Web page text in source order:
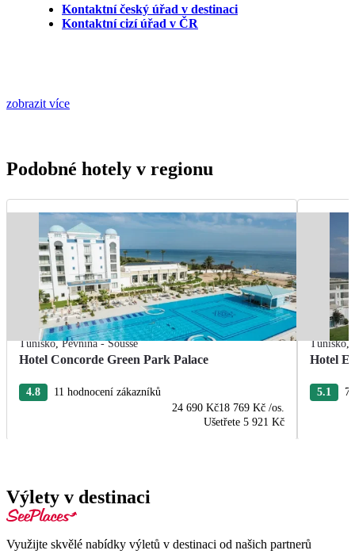
Kontaktní český úřad v destinaci
Kontaktní cizí úřad v ČR
zobrazit více
Podobné hotely v regionu
Tunisko,Pevnina - Sousse
Hotel Concorde Green Park Palace
4.8
11 hodnocení zákazníků
24 690 Kč18 769 Kč /os.
Ušetřete 5 921 Kč
Tunisko,
Hotel
5.1 7
Výlety v destinaci
Využijte skvělé nabídky výletů v destinaci od našich partnerů